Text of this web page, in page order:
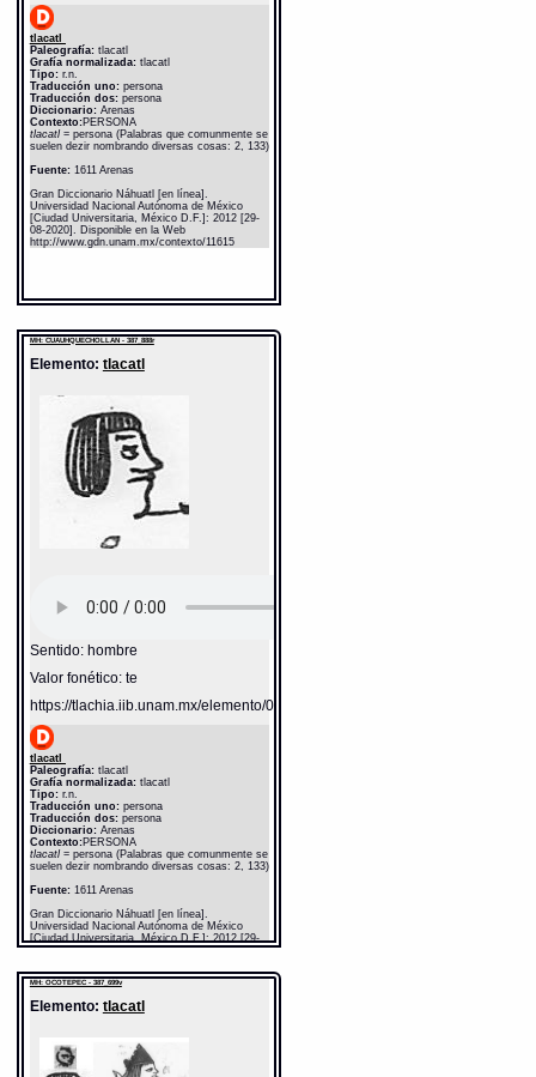
tlacatl
Paleografía:tlacatl
Grafía normalizada:tlacatl
Tipo:r.n.
Traducción uno:persona
Traducción dos:persona
Diccionario: Arenas
Contexto:PERSONA
tlacatl = persona (Palabras que comunmente se
suelen dezir nombrando diversas cosas: 2, 133)
Fuente:1611 Arenas
Gran Diccionario Náhuatl [en línea].
Universidad Nacional Autónoma de México
[Ciudad Universitaria, México D.F.]: 2012 [29-
08-2020]. Disponible en la Web
http://www.gdn.unam.mx/contexto/11615
MH: CUAUHQUECHOLLAN - 387_888r
Elemento: tlacatl
Sentido: hombre
Valor fonético: te
https://tlachia.iib.unam.mx/elemento/01.01.01
tlacatl
Paleografía:tlacatl
Grafía normalizada:tlacatl
Tipo:r.n.
Traducción uno:persona
Traducción dos:persona
Diccionario: Arenas
Contexto:PERSONA
tlacatl = persona (Palabras que comunmente se
suelen dezir nombrando diversas cosas: 2, 133)
Fuente:1611 Arenas
Gran Diccionario Náhuatl [en línea].
Universidad Nacional Autónoma de México
[Ciudad Universitaria, México D.F.]: 2012 [29-
08-2020]. Disponible en la Web
MH: OCOTEPEC - 387_699v
Elemento: tlacatl